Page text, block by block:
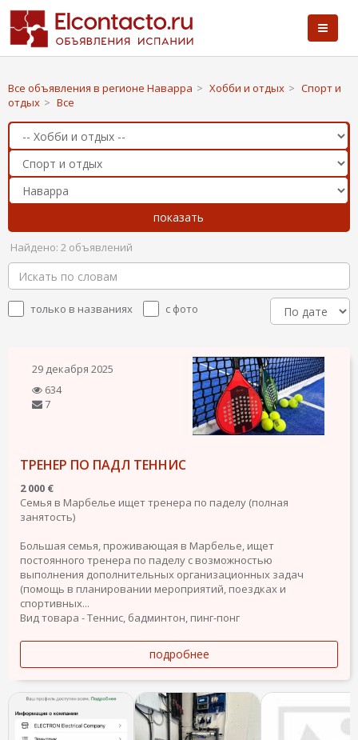
Все объявления в регионе Наварра > Хобби и отдых > Спорт и
отдых > Все
Найдено: 2 объявлений
только в названиях с фото
29 декабря 2025
634
7
ТРЕНЕР ПО ПАДЛ ТЕННИС
2 000 €
Семья в Марбелье ищет тренера по паделу (полная
занятость)
Большая семья, проживающая в Марбелье, ищет
постоянного тренера по паделу с возможностью
выполнения дополнительных организационных задач
(помощь в планировании мероприятий, поездках и
спортивных...
Вид товара - Теннис, бадминтон, пинг-понг
подробнее